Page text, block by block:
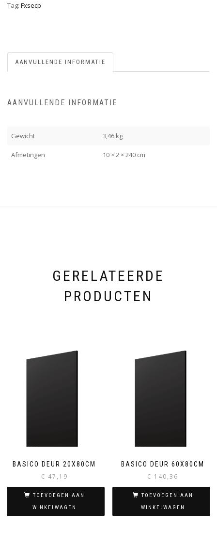
Tag: Fxsecp
AANVULLENDE INFORMATIE
AANVULLENDE INFORMATIE
Gewicht 3,46 kg
Afmetingen 10 × 2 × 240 cm
GERELATEERDE
PRODUCTEN
BASICO DEUR 20X80CM
€ 47,19
TOEVOEGEN AAN
WINKELWAGEN
BASICO DEUR 60X80CM
€ 140,36
TOEVOEGEN AAN
WINKELWAGEN